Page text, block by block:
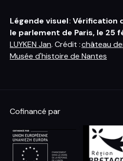
Légende visuel: Vérification
le parlement de Paris, le 25
LUYKEN Jan. Crédit :château
Musée d'histoire de Nantes
Cofinancé par